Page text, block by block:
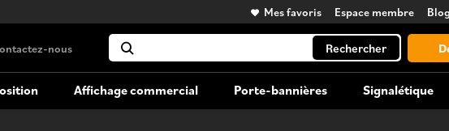
Mes favoris Espace membre
nous Rechercher
Affichage commercial Porte-bannières Signalétique